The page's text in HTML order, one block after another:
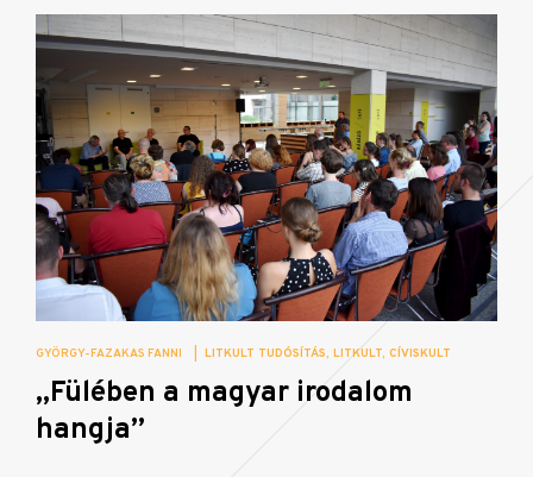
GYÖRGY-FAZAKAS FANNI LITKULT TUDÓSÍTÁS LITKULT CÍVISKULT
„Fülében a magyar irodalom
hangja”